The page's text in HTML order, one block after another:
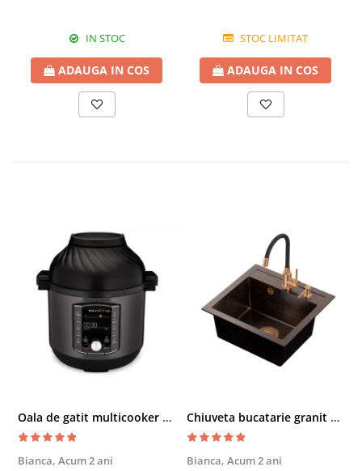
IN STOC
ADAUGA IN COS
STOC LIMITAT
ADAUGA IN COS
Oala de gatit multicooker 11 functii Instant Pot Pro Crisp 8 + Air Fryer 7.6 lt
Bianca, Acum 2 ani
Chiuveta bucatarie granit cu finisaj negru perlat/cupru Steingran Art Copper cu dozator si baterie Quadron
Bianca, Acum 2 ani